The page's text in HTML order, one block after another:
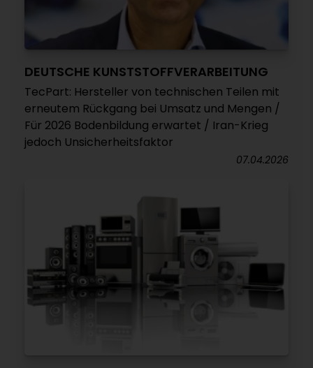
DEUTSCHE KUNSTSTOFFVERARBEITUNG
TecPart: Hersteller von technischen Teilen mit
erneutem Rückgang bei Umsatz und Mengen /
Für 2026 Bodenbildung erwartet / Iran-Krieg
jedoch Unsicherheitsfaktor
07.04.2026